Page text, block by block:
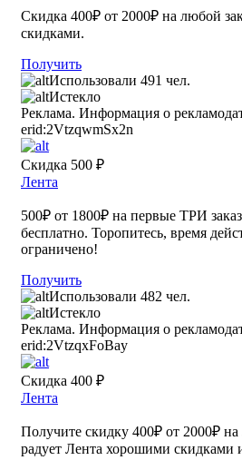
Скидка 400₽ от 2000₽ на любой
скидками.
Получить
Использовали 491 чел.
Истекло
Реклама. Информация о
erid:2VtzqwmSx2n
Скидка 500 ₽
Лента
500₽ от 1800₽ на первые ТРИ
бесплатно. Торопитесь, время
ограничено!
Получить
Использовали 482 чел.
Истекло
Реклама. Информация о
erid:2VtzqxFoBay
Скидка 400 ₽
Лента
Получите скидку 400₽ от 2000₽
радует Лента хорошими скидками